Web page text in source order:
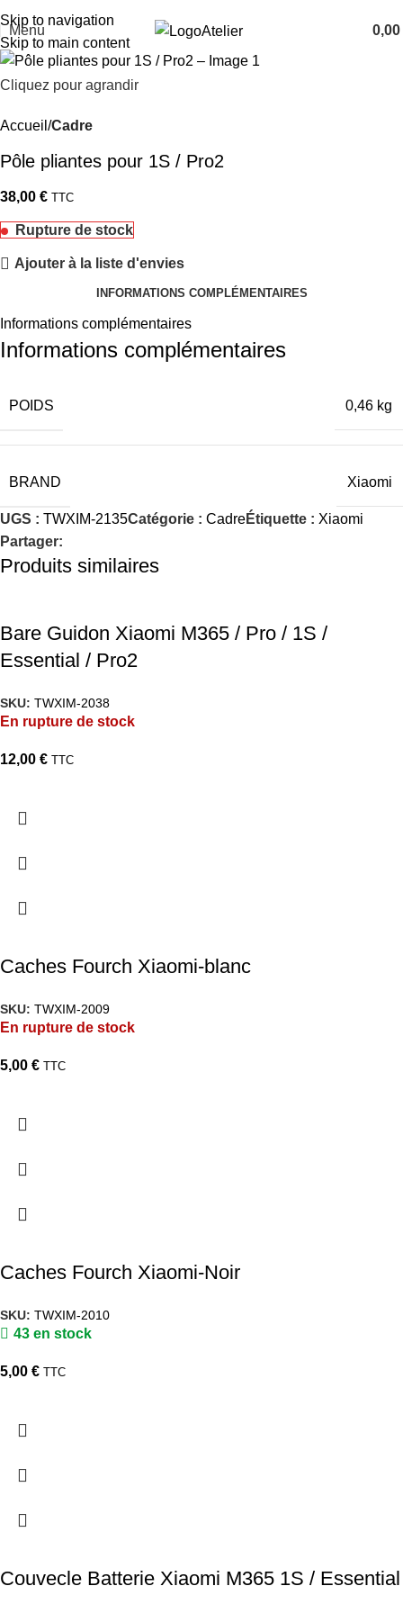
Skip to navigation
Skip to main content
Menu Atelier 0,00
Cliquez pour agrandir
Accueil Cadre
Pôle pliantes pour 1S / Pro2
38,00 € TTC
Rupture de stock
Ajouter à la liste d'envies
INFORMATIONS COMPLÉMENTAIRES
Informations complémentaires
Informations complémentaires
POIDS 0,46 kg
BRAND Xiaomi
UGS : TWXIM-2135Catégorie : CadreÉtiquette : Xiaomi
Partager:
Produits similaires
Bare Guidon Xiaomi M365 / Pro / 1S /
Essential / Pro2
SKU: TWXIM-2038
En rupture de stock
12,00 € TTC
Caches Fourch Xiaomi-blanc
SKU: TWXIM-2009
En rupture de stock
5,00 € TTC
Caches Fourch Xiaomi-Noir
SKU: TWXIM-2010
43 en stock
5,00 € TTC
Couvecle Batterie Xiaomi M365 1S / Essential